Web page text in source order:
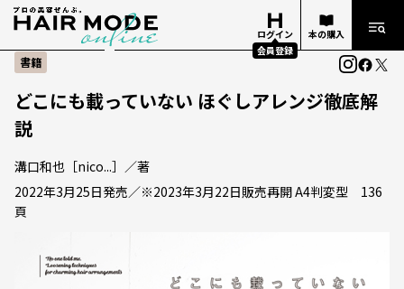
ログイン
会員登録
本の購入
書籍
どこにも載っていない ほぐしアレンジ徹底解
説
溝口和也［nico...］／著
2022年3月25日発売／※2023年3月22日販売再開 A4判変型 136
頁